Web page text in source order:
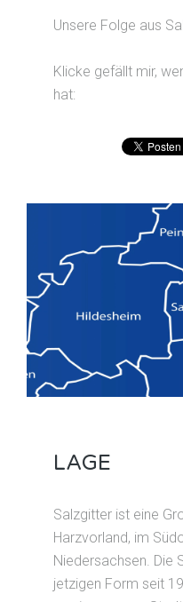
Unsere Folge aus
Klicke gefällt mir,
hat:
LAGE
Salzgitter ist eine
Harzvorland, im
Niedersachsen. Die
jetzigen Form seit